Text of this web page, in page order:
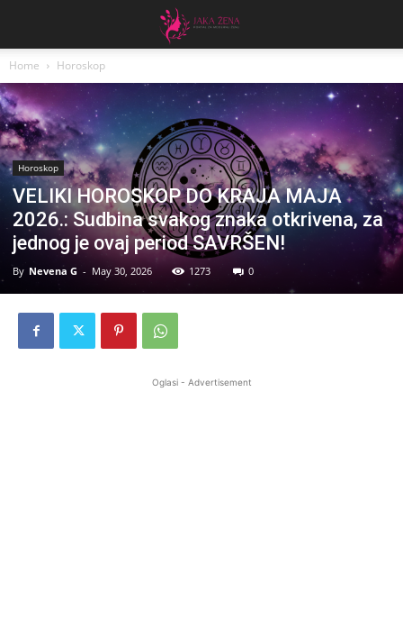
Home Horoskop
Horoskop
VELIKI HOROSKOP DO KRAJA MAJA
2026.: Sudbina svakog znaka otkrivena, za
jednog je ovaj period SAVRŠEN!
By Nevena G - May 30, 2026 1273 0
Oglasi - Advertisement